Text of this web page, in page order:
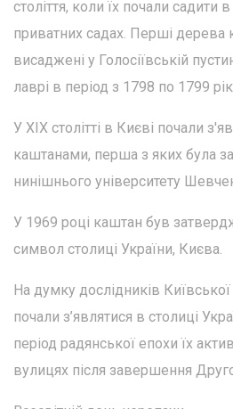
століття, коли їх почали садити
приватних садах. Перші дерева
висаджені у Голосіївській
лаврі в період з 1798 по 1799
У XIX столітті в Києві почали
каштанами, перша з яких була
нинішнього університету
У 1969 році каштан був
символ столиці України, Києва.
На думку дослідників Київської
почали з’являтися в столиці
період радянської епохи їх
вулицях після завершення